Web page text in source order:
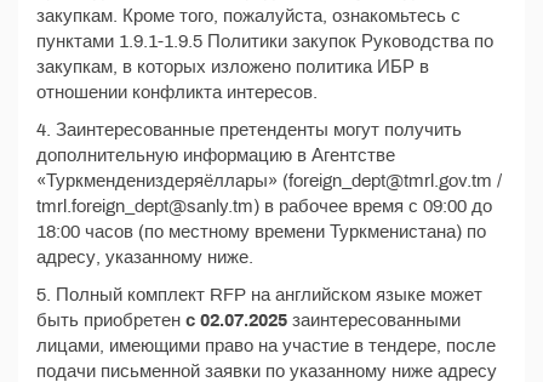
закупкам. Кроме того, пожалуйста, ознакомьтесь с
пунктами 1.9.1-1.9.5 Политики закупок Руководства по
закупкам, в которых изложено политика ИБР в
отношении конфликта интересов.
4. Заинтересованные претенденты могут получить
дополнительную информацию в Агентстве
«Туркмендениздеряёллары» (foreign_dept@tmrl.gov.tm /
tmrl.foreign_dept@sanly.tm) в рабочее время с 09:00 до
18:00 часов (по местному времени Туркменистана) по
адресу, указанному ниже.
5. Полный комплект RFP на английском языке может
быть приобретен с 02.07.2025 заинтересованными
лицами, имеющими право на участие в тендере, после
подачи письменной заявки по указанному ниже адресу